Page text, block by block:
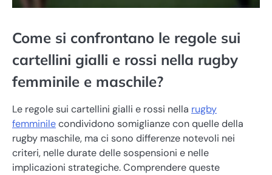
Come si confrontano le regole sui
cartellini gialli e rossi nella rugby
femminile e maschile?
Le regole sui cartellini gialli e rossi nella rugby
femminilecondividono somiglianze con quelle della
rugby maschile, ma ci sono differenze notevoli nei
criteri, nelle durate delle sospensioni e nelle
implicazioni strategiche. Comprendere queste